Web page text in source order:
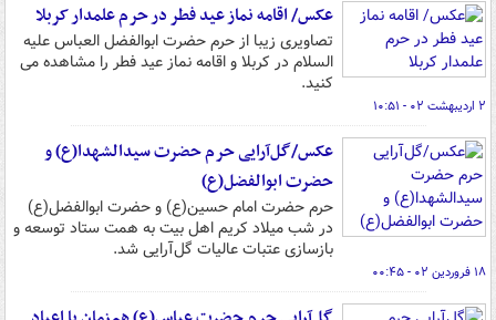
عکس/ اقامه نماز عید فطر در حرم علمدار کربلا
تصاویری زیبا از حرم حضرت ابوالفضل العباس علیه
السلام در کربلا و اقامه نماز عید فطر را مشاهده می
کنید.
۲ اردیبهشت ۰۲ - ۱۰:۵۱
عکس/گل‌آرایی حرم حضرت سیدالشهدا(ع) و
حضرت ابوالفضل(ع)
حرم حضرت امام حسین(ع) و حضرت ابوالفضل(ع)
در شب میلاد کریم اهل بیت به همت ستاد توسعه و
بازسازی عتبات عالیات گل‌آرایی شد.
۱۸ فروردین ۰۲ - ۰۰:۴۵